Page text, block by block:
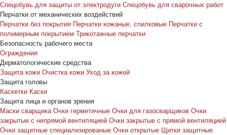
Спецобувь для защиты от электродуги Спецобувь для сварочных работ
Перчатки от механических воздействий
Перчатки без покрытия Перчатки кожаные, спилковые Перчатки с
полимерным покрытием Трикотажные перчатки
Безопасность рабочего места
Ограждения
Дерматологические средства
Защита кожи Очистка кожи Уход за кожей
Защита головы
Каскетки Каски
Защита лица и органов зрения
Маски сварщика Очки герметичные Очки для газосварщиков Очки
закрытые с непрямой вентиляцией Очки закрытые с прямой вентиляцией
Очки защитные специализированые Очки открытые Щитки защитные